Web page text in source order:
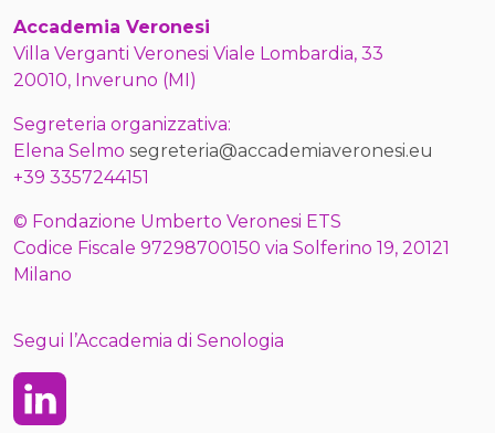
Accademia Veronesi
Villa Verganti Veronesi Viale Lombardia, 33
20010, Inveruno (MI)
Segreteria organizzativa:
Elena Selmo segreteria@accademiaveronesi.eu
+39 3357244151
© Fondazione Umberto Veronesi ETS
Codice Fiscale 97298700150 via Solferino 19, 20121
Milano
Segui l’Accademia di Senologia
Linkedin